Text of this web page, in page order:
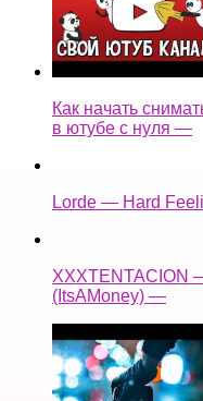
Как начать
в ютубе с нуля —
Lorde — Hard
XXXTENTACION
(ItsAMoney) —